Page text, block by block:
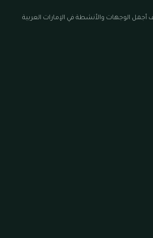
الوجهات والأنشطة في الإمارات العربية